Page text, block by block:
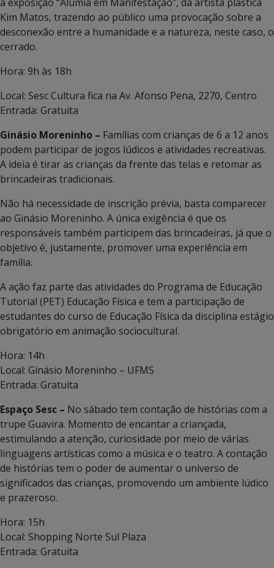
Kim Matos, trazendo ao público uma provocação sobre a
desconexão entre a humanidade e a natureza, neste caso, o
cerrado.
Hora: 9h às 18h
Local: Sesc Cultura fica na Av. Afonso Pena, 2270, Centro
Entrada: Gratuita
Ginásio Moreninho – Famílias com crianças de 6 a 12 anos
podem participar de jogos lúdicos e atividades recreativas.
A ideia é tirar as crianças da frente das telas e retomar as
brincadeiras tradicionais.
Não há necessidade de inscrição prévia, basta comparecer
ao Ginásio Moreninho. A única exigência é que os
responsáveis também participem das brincadeiras, já que o
objetivo é, justamente, promover uma experiência em
família.
A ação faz parte das atividades do Programa de Educação
Tutorial (PET) Educação Física e tem a participação de
estudantes do curso de Educação Física da disciplina estágio
obrigatório em animação sociocultural.
Hora: 14h
Local: Ginásio Moreninho – UFMS
Entrada: Gratuita
Espaço Sesc – No sábado tem contação de histórias com a
trupe Guavira. Momento de encantar a criançada,
estimulando a atenção, curiosidade por meio de várias
linguagens artísticas como a música e o teatro. A contação
de histórias tem o poder de aumentar o universo de
significados das crianças, promovendo um ambiente lúdico
e prazeroso.
Hora: 15h
Local: Shopping Norte Sul Plaza
Entrada: Gratuita